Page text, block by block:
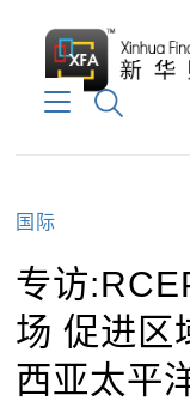
国际
专访
场 促进区
西亚太平